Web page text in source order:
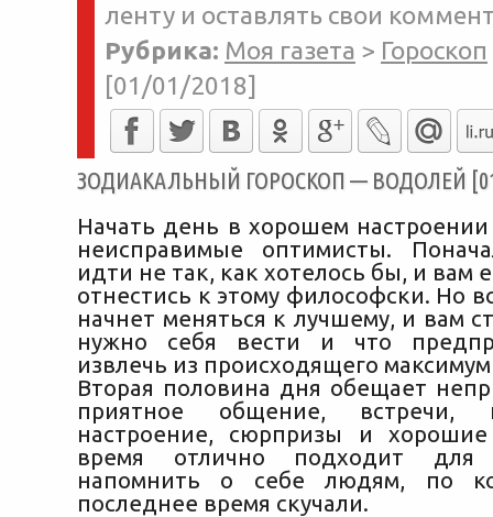
ленту и оставлять свои
Рубрика: Моя газета > Гороскоп
[01/01/2018]
ЗОДИАКАЛЬНЫЙ ГОРОСКОП — ВОДОЛЕЙ
Начать день в хорошем настроении
неисправимые оптимисты.
идти не так, как хотелось бы, и вам
отнестись к этому философски. Но
начнет меняться к лучшему, и вам
нужно себя вести и что
извлечь из происходящего
Вторая половина дня обещает
приятное общение, встречи,
настроение, сюрпризы и
время отлично подходит для
напомнить о себе людям, по
последнее время скучали.